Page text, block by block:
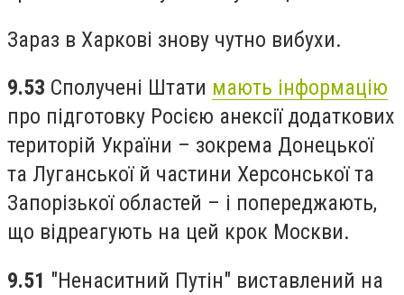
Зараз в Харкові знову чутно вибухи.
9.53 Сполучені Штати мають інформацію
про підготовку Росією анексії додаткових
територій України – зокрема Донецької
та Луганської й частини Херсонської та
Запорізької областей – і попереджають,
що відреагують на цей крок Москви.
9.51 "Ненаситний Путін" виставлений на